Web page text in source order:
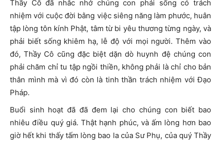
Thầy Cô đã nhắc nhở chúng con phải sống có trách
nhiệm với cuộc đời bằng việc siêng năng làm phước, huân
tập lòng tôn kính Phật, tâm từ bi yêu thương từng ngày, và
phải biết sống khiêm hạ, lễ độ với mọi người. Thêm vào
đó, Thầy Cô cũng đặc biệt dặn dò huynh đệ chúng con
phải chăm chỉ tu tập ngồi thiền, không phải là chỉ cho bản
thân mình mà vì đó còn là tinh thần trách nhiệm với Đạo
Pháp.
Buổi sinh hoạt đã đã đem lại cho chúng con biết bao
nhiêu điều quý giá. Thật hạnh phúc, và ấm lòng hơn bao
giờ hết khi thấy tấm lòng bao la của Sư Phụ, của quý Thầy